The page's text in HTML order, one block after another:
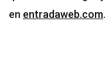
en entradaweb.com.